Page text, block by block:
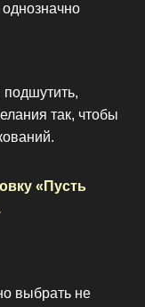
подшутить,
так, чтобы
«Пусть
выбрать не